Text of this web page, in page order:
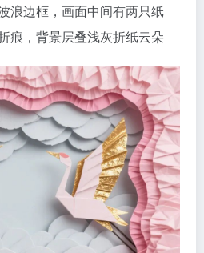
浪边框，画面中间有两只纸
痕，背景层叠浅灰折纸云朵